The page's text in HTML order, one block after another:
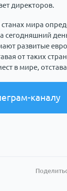
директоров.
мира
сегодняшний
развитые
от таких
в мире,
каналу